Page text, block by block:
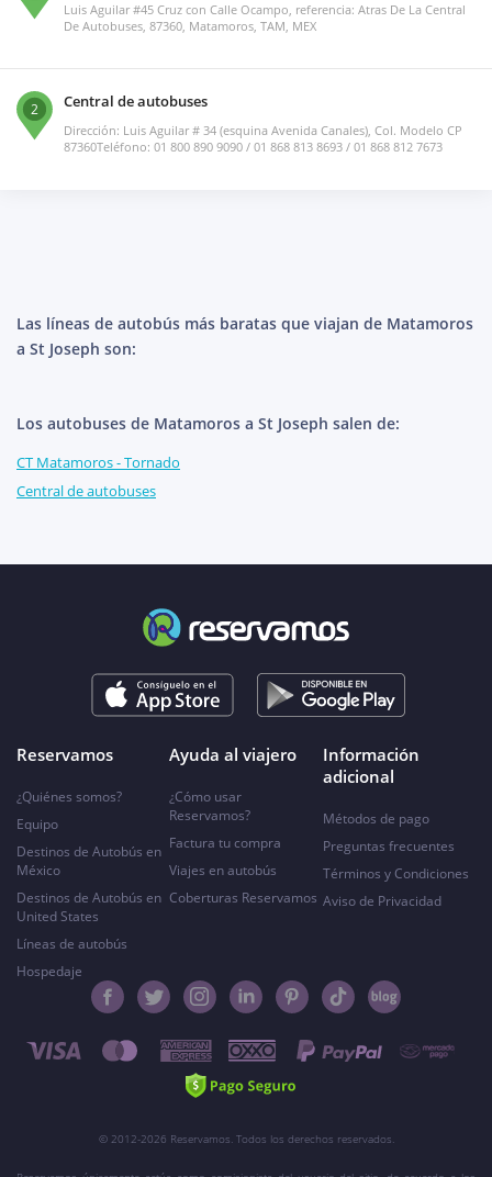
Luis Aguilar #45 Cruz con Calle Ocampo, referencia: Atras De La Central
De Autobuses, 87360, Matamoros, TAM, MEX
2 Central de autobuses
Dirección: Luis Aguilar # 34 (esquina Avenida Canales), Col. Modelo CP
87360Teléfono: 01 800 890 9090 / 01 868 813 8693 / 01 868 812 7673
Las líneas de autobús más baratas que viajan de Matamoros
a St Joseph son:
Los autobuses de Matamoros a St Joseph salen de:
CT Matamoros - Tornado
Central de autobuses
Reservamos
¿Quiénes somos?
Equipo
Destinos de Autobús en
México
Destinos de Autobús en
United States
Líneas de autobús
Hospedaje
Ayuda al viajero
¿Cómo usar
Reservamos?
Factura tu compra
Viajes en autobús
Coberturas Reservamos
Información
adicional
Métodos de pago
Preguntas frecuentes
Términos y Condiciones
Aviso de Privacidad
© 2012-2026 Reservamos. Todos los derechos reservados.